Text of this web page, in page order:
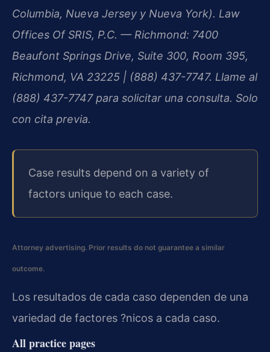
Columbia, Nueva Jersey y Nueva York). Law
Offices Of SRIS, P.C. — Richmond: 7400
Beaufont Springs Drive, Suite 300, Room 395,
Richmond, VA 23225 | (888) 437-7747. Llame al
(888) 437-7747 para solicitar una consulta. Solo
con cita previa.
Case results depend on a variety of
factors unique to each case.
Attorney advertising. Prior results do not guarantee a similar
outcome.
Los resultados de cada caso dependen de una
variedad de factores ?nicos a cada caso.
All practice pages